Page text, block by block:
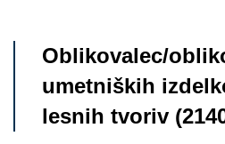
Oblikovalec/
umetniških
lesnih tvoriv